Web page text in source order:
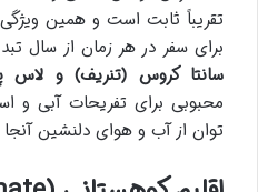
تقریباً ثابت است و همین
برای سفر در هر زمان از سال
سانتا کروس (تنریف) و لاس
محبوبی برای تفریحات آبی
توان از آب و هوای دلنشین